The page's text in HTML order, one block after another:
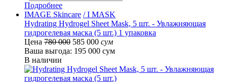
Подробнее
IMAGE Skincare / I MASK
Hydrating Hydrogel Sheet Mask, 5 шт. - Увлажняющая
гидрогелевая маска (5 шт.) 1 упаковка
Цена 780 000 585 000 сум
Ваша выгода: 195 000 сум
В наличии